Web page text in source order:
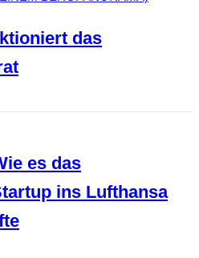
das
es das
ins Lufthansa